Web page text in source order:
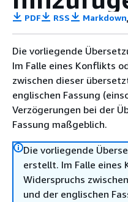
PDF RSS Markdown
Die vorliegende
Im Falle eines Konflikts
zwischen dieser
englischen Fassung
Verzögerungen bei der
Fassung maßgeblich.
Die vorliegende
erstellt. Im Falle eines
Widerspruchs
und der englischen